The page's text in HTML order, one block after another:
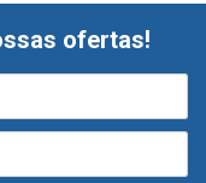
ofertas!